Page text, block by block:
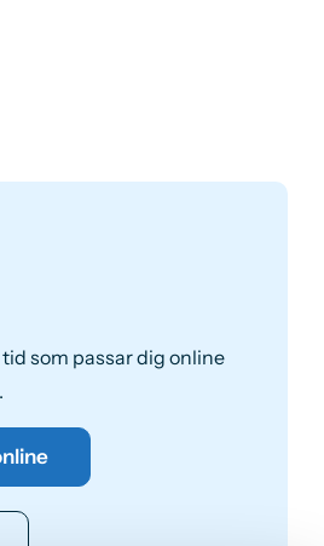
som passar dig online